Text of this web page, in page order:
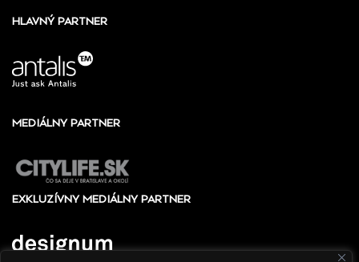
HLAVNÝ PARTNER
MEDIÁLNY PARTNER
EXKLUZÍVNY MEDIÁLNY PARTNER